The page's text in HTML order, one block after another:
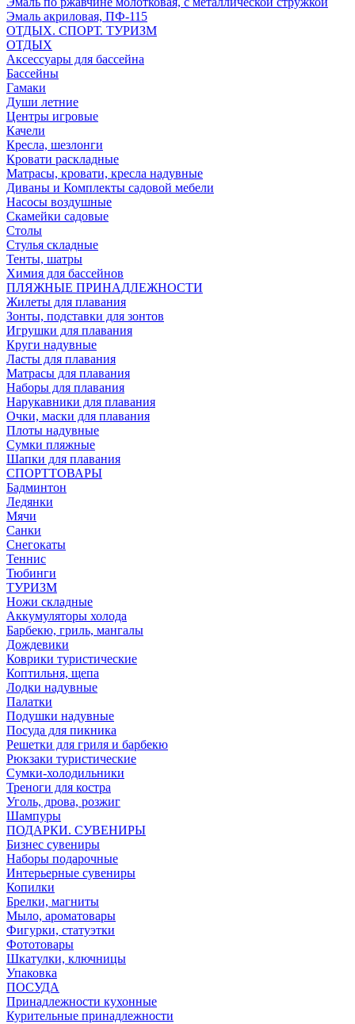
Эмаль акриловая, ПФ-115
ОТДЫХ. СПОРТ. ТУРИЗМ
ОТДЫХ
Аксессуары для бассейна
Бассейны
Гамаки
Души летние
Центры игровые
Качели
Кресла, шезлонги
Кровати раскладные
Матрасы, кровати, кресла надувные
Диваны и Комплекты садовой мебели
Насосы воздушные
Скамейки садовые
Столы
Стулья складные
Тенты, шатры
Химия для бассейнов
ПЛЯЖНЫЕ ПРИНАДЛЕЖНОСТИ
Жилеты для плавания
Зонты, подставки для зонтов
Игрушки для плавания
Круги надувные
Ласты для плавания
Матрасы для плавания
Наборы для плавания
Нарукавники для плавания
Очки, маски для плавания
Плоты надувные
Сумки пляжные
Шапки для плавания
СПОРТТОВАРЫ
Бадминтон
Ледянки
Мячи
Санки
Снегокаты
Теннис
Тюбинги
ТУРИЗМ
Ножи складные
Аккумуляторы холода
Барбекю, гриль, мангалы
Дождевики
Коврики туристические
Коптильня, щепа
Лодки надувные
Палатки
Подушки надувные
Посуда для пикника
Решетки для гриля и барбекю
Рюкзаки туристические
Сумки-холодильники
Треноги для костра
Уголь, дрова, розжиг
Шампуры
ПОДАРКИ. СУВЕНИРЫ
Бизнес сувениры
Наборы подарочные
Интерьерные сувениры
Копилки
Брелки, магниты
Мыло, ароматовары
Фигурки, статуэтки
Фототовары
Шкатулки, ключницы
Упаковка
ПОСУДА
Принадлежности кухонные
Курительные принадлежности